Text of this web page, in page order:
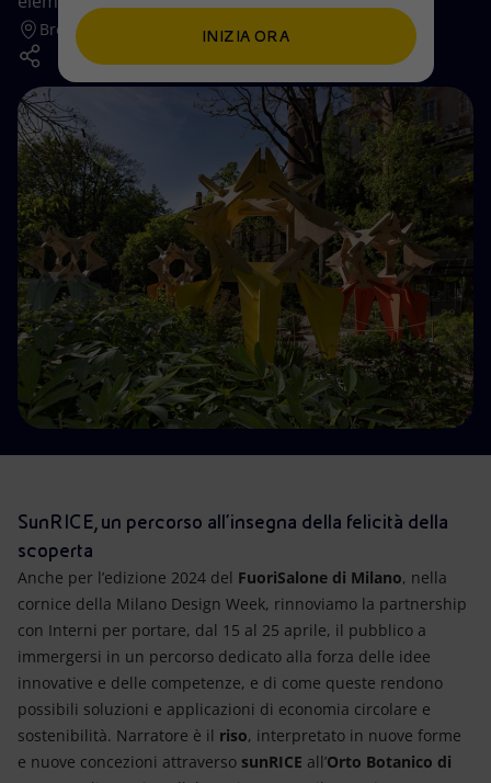
Net Zero
Modello satellitare
Energia accessibile
Innovazione
Scenari energetici
Collaborazioni per l'innovazione
Attività nel mondo
Mobilità
Brera
SunRICE, un percorso all’insegna della felicità della
scoperta
Anche per l’edizione 2024 del FuoriSalone di Milano, nella
cornice della Milano Design Week, rinnoviamo la partnership
con Interni per portare, dal 15 al 25 aprile, il pubblico a
immergersi in un percorso dedicato alla forza delle idee
innovative e delle competenze, e di come queste rendono
possibili soluzioni e applicazioni di economia circolare e
sostenibilità. Narratore è il riso, interpretato in nuove forme
e nuove concezioni attraverso sunRICE all’Orto Botanico di
INIZIA ORA